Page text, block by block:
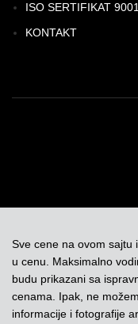
ISO SERTIFIKAT 9001
KONTAKT
Sve cene na ovom sajtu
u cenu. Maksimalno
budu prikazani sa
cenama. Ipak, ne
informacije i fotografije